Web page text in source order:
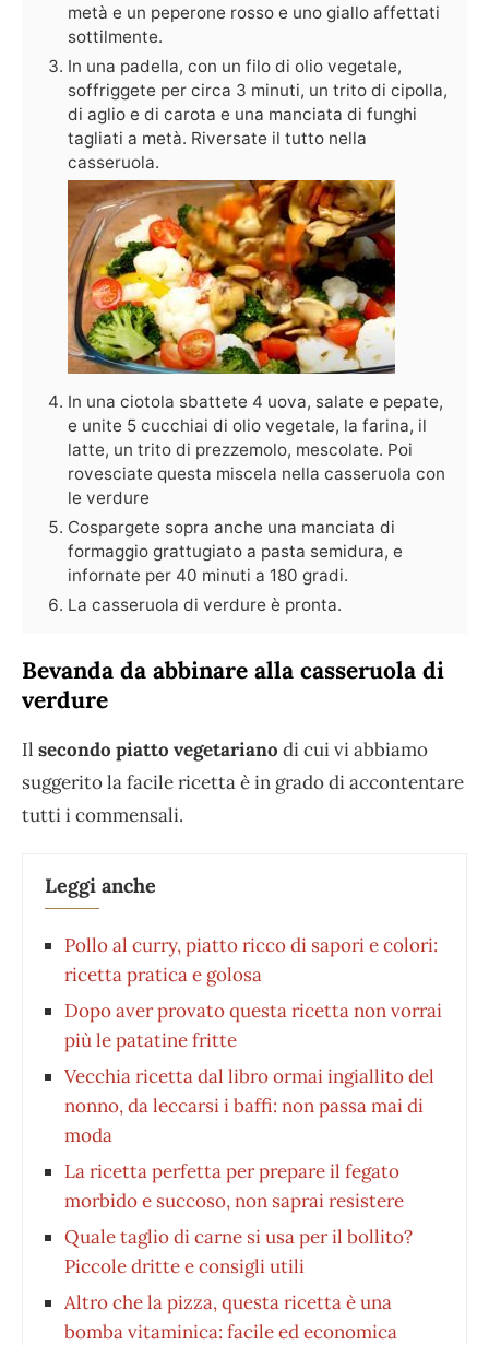
metà e un peperone rosso e uno giallo affettati
sottilmente.
In una padella, con un filo di olio vegetale,
soffriggete per circa 3 minuti, un trito di cipolla,
di aglio e di carota e una manciata di funghi
tagliati a metà. Riversate il tutto nella
casseruola.
In una ciotola sbattete 4 uova, salate e pepate,
e unite 5 cucchiai di olio vegetale, la farina, il
latte, un trito di prezzemolo, mescolate. Poi
rovesciate questa miscela nella casseruola con
le verdure
Cospargete sopra anche una manciata di
formaggio grattugiato a pasta semidura, e
infornate per 40 minuti a 180 gradi.
La casseruola di verdure è pronta.
Bevanda da abbinare alla casseruola di
verdure
Il secondo piatto vegetariano di cui vi abbiamo
suggerito la facile ricetta è in grado di accontentare
tutti i commensali.
Leggi anche
Pollo al curry, piatto ricco di sapori e colori:
ricetta pratica e golosa
Dopo aver provato questa ricetta non vorrai
più le patatine fritte
Vecchia ricetta dal libro ormai ingiallito del
nonno, da leccarsi i baffi: non passa mai di
moda
La ricetta perfetta per prepare il fegato
morbido e succoso, non saprai resistere
Quale taglio di carne si usa per il bollito?
Piccole dritte e consigli utili
Altro che la pizza, questa ricetta è una
bomba vitaminica: facile ed economica